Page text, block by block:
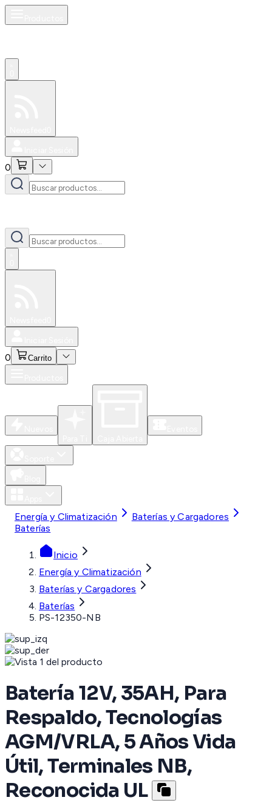
0
0 Carrito
Energía y Climatización
Baterías y Cargadores
Baterías
Inicio
Energía y Climatización
Baterías y Cargadores
Baterías
PS-12350-NB
Batería 12V, 35AH, Para
Respaldo, Tecnologías
AGM/VRLA, 5 Años Vida
Útil, Terminales NB,
Reconocida UL